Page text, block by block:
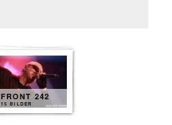
FRONT 242
15 BILDER